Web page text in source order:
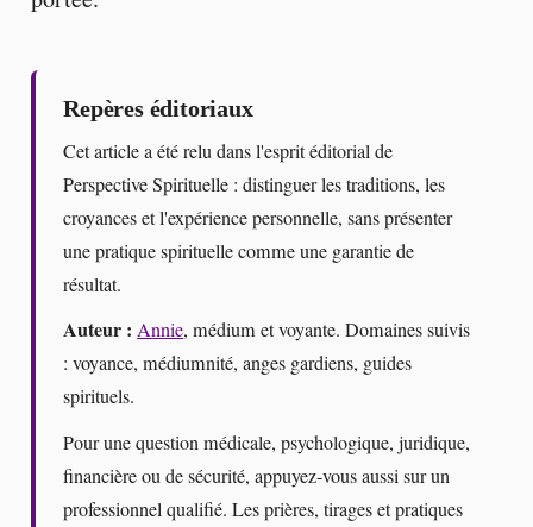
Repères éditoriaux
Cet article a été relu dans l'esprit éditorial de
Perspective Spirituelle : distinguer les traditions, les
croyances et l'expérience personnelle, sans présenter
une pratique spirituelle comme une garantie de
résultat.
Auteur : Annie, médium et voyante. Domaines suivis
: voyance, médiumnité, anges gardiens, guides
spirituels.
Pour une question médicale, psychologique, juridique,
financière ou de sécurité, appuyez-vous aussi sur un
professionnel qualifié. Les prières, tirages et pratiques